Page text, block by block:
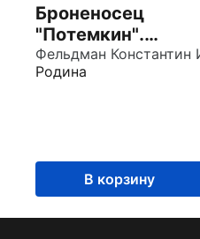
Броненосец
"Потемкин".
Корабль, легенда,
фильм
Родина
В корзину